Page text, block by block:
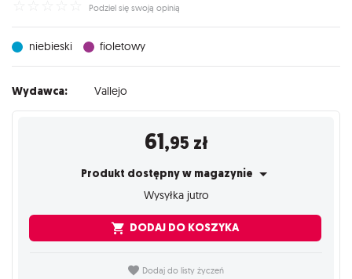
Podziel się swoją opinią
niebieski fioletowy
Wydawca: Vallejo
61,95 zł
Produkt dostępny w magazynie
Wysyłka jutro
DODAJ DO KOSZYKA
Dodaj do listy życzeń